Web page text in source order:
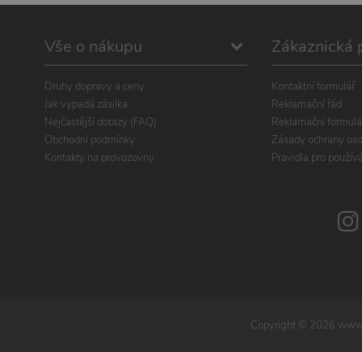
Vše o nákupu
Druhy dopravy a ceny
Jak vypadá zásilka
Nejčastější dotazy (FAQ)
Obchodní podmínky
Kontakty na provozovny
Zákaznická
Kontaktní formulář
Reklamační řád
Reklamační
Zásady ochrany
Pravidla pro
Copyright © 2026